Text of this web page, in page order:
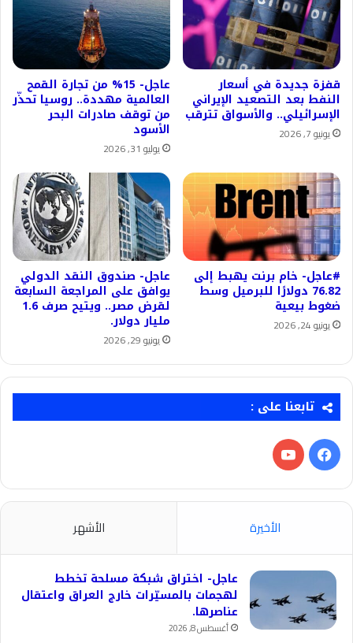
قفزة جديدة في أسعار
النفط بعد التصعيد الإيراني
الإسرائيلي.. والأسواق تترقب
يونيو 7, 2026
عاجل- 15% من تجارة القمح
العالمية مهددة.. روسيا تحذّر
من توقف صادرات البحر
الأسود
يوليو 31, 2026
#عاجل- خام برنت يهبط إلى
76.82 دولارًا للبرميل وسط
ضغوط بيعية
يونيو 24, 2026
عاجل- صندوق النقد الدولي
يوافق على المراجعة السابعة
لقرض مصر.. ويتيح صرف 1.6
مليار دولار.
يونيو 29, 2026
تابعنا على :
فيسبوك‫YouTube
الأخيرة الأشهر
عاجل- اختراق شبكة مسلحة تخطط
لهجمات بالمسيّرات خارج العراق واعتقال
عناصرها.
أغسطس 8, 2026